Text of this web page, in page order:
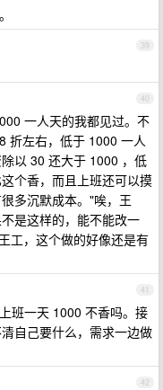
39
40
一人天的我都见过。不
折左右，低于 1000 一人
以 30 还大于 1000 ，低
个香，而且上班还可以摸
多沉默成本。"唉，王
是这样的，能不能改一
工，这个做的好像还是有
41
班一天 1000 不香吗。接
自己要什么，需求一边做
42